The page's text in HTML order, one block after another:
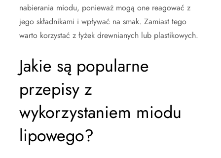
nabierania miodu, ponieważ mogą one reagować z
jego składnikami i wpływać na smak. Zamiast tego
warto korzystać z łyżek drewnianych lub plastikowych.
Jakie są popularne
przepisy z
wykorzystaniem miodu
lipowego?